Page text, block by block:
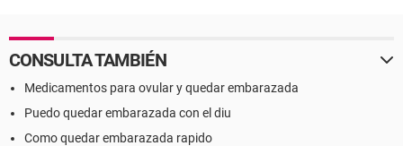
CONSULTA TAMBIÉN
Medicamentos para ovular y quedar embarazada
Puedo quedar embarazada con el diu
Como quedar embarazada rapido